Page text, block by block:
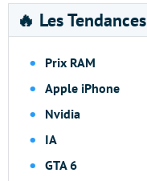
🔥 Les Tendances
Prix RAM
Apple iPhone
Nvidia
IA
GTA 6